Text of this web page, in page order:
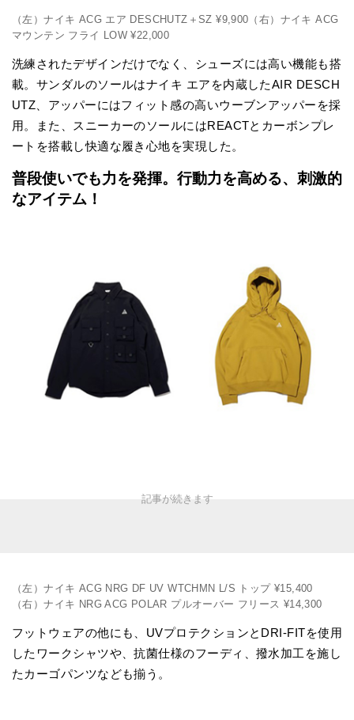
（左）ナイキ ACG エア DESCHUTZ＋SZ ¥9,900（右）ナイキ ACG
マウンテン フライ LOW ¥22,000
洗練されたデザインだけでなく、シューズには高い機能も搭
載。サンダルのソールはナイキ エアを内蔵したAIR DESCH
UTZ、アッパーにはフィット感の高いウーブンアッパーを採
用。また、スニーカーのソールにはREACTとカーボンプレ
ートを搭載し快適な履き心地を実現した。
普段使いでも力を発揮。行動力を高める、刺激的
なアイテム！
（左）ナイキ ACG NRG DF UV WTCHMN L/S トップ ¥15,400
（右）ナイキ NRG ACG POLAR プルオーバー フリース ¥14,300
フットウェアの他にも、UVプロテクションとDRI-FITを使用
したワークシャツや、抗菌仕様のフーディ、撥水加工を施し
たカーゴパンツなども揃う。